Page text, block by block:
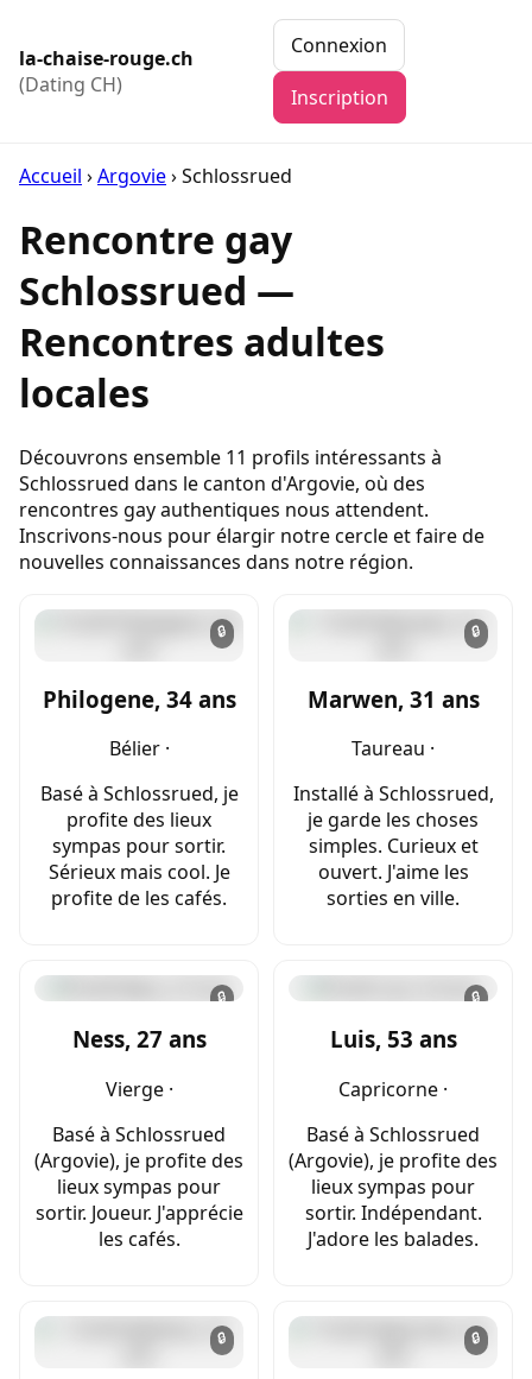
la-chaise-rouge.ch
(Dating CH)
Connexion
Inscription
Accueil ›Argovie›Schlossrued
Rencontre gay
Schlossrued —
Rencontres adultes
locales
Découvrons ensemble 11 profils intéressants à
Schlossrued dans le canton d'Argovie, où des
rencontres gay authentiques nous attendent.
Inscrivons-nous pour élargir notre cercle et faire de
nouvelles connaissances dans notre région.
🔒
Philogene, 34 ans
Bélier ·
Basé à Schlossrued, je
profite des lieux
sympas pour sortir.
Sérieux mais cool. Je
profite de les cafés.
🔒
Marwen, 31 ans
Taureau ·
Installé à Schlossrued,
je garde les choses
simples. Curieux et
ouvert. J'aime les
sorties en ville.
🔒
Ness, 27 ans
Vierge ·
Basé à Schlossrued
(Argovie), je profite des
lieux sympas pour
sortir. Joueur. J'apprécie
les cafés.
🔒
Luis, 53 ans
Capricorne ·
Basé à Schlossrued
(Argovie), je profite des
lieux sympas pour
sortir. Indépendant.
J'adore les balades.
🔒 🔒